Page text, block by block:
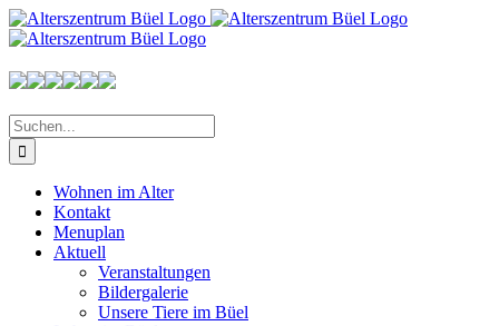
Zum
Inhalt
Suche
nach:
Wohnen im Alter
Kontakt
Menuplan
Aktuell
Veranstaltungen
Bildergalerie
Unsere Tiere im Büel